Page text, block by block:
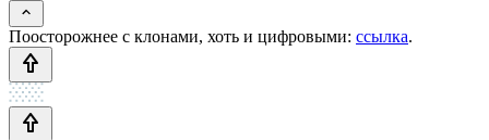
Поосторожнее с клонами, хоть и цифровыми: ссылка.